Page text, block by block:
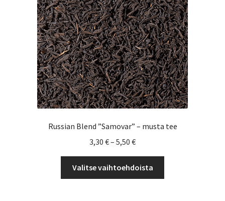
Voit
tehdä
valinnat
tuotteen
sivulla.
Russian Blend ”Samovar” – musta tee
3,30 €– 5,50 €Hintaluokka:
-
5,50 €
Valitse vaihtoehdoista